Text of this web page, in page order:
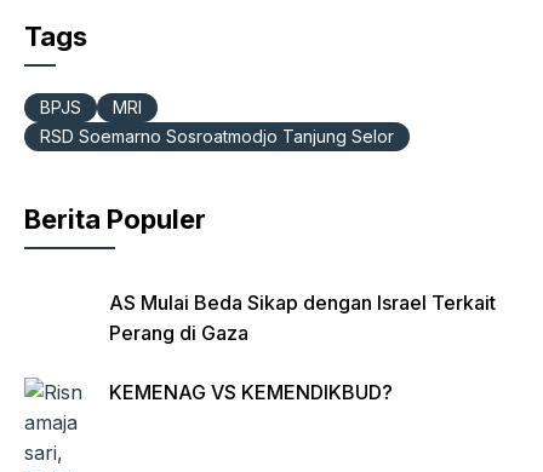
c
e
b
o
k
p m n
Tags
BPJS
MRI
RSD Soemarno Sosroatmodjo Tanjung Selor
Berita Populer
AS Mulai Beda Sikap dengan Israel Terkait
Perang di Gaza
KEMENAG VS KEMENDIKBUD?